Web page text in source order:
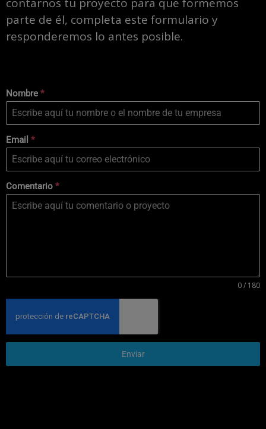
parte de él, completa este formulario y
responderemos lo antes posible.
Nombre *
Email *
Comentario *
0 / 180
Enviar